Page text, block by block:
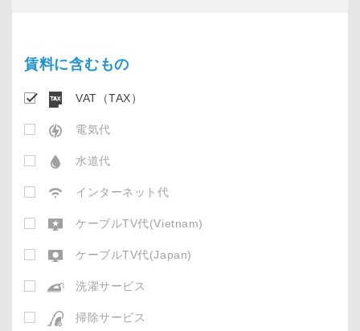
賃料に含むもの
VAT（TAX）
電気代
水道代
インターネット代
ケーブルTV代(Vietnam)
ケーブルTV代(Japan)
洗濯サービス
掃除サービス